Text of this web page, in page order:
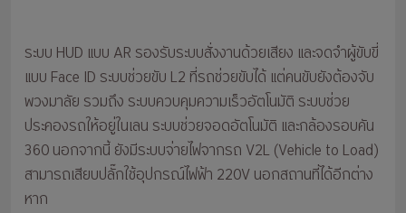
ระบบ HUD แบบ AR รองรับระบบสั่งงานด้วยเสียง และจดจำผู้ขับขี่
แบบ Face ID ระบบช่วยขับ L2 ที่รถช่วยขับได้ แต่คนขับยังต้องจับ
พวงมาลัย รวมถึง ระบบควบคุมความเร็วอัตโนมัติ ระบบช่วย
ประคองรถให้อยู่ในเลน ระบบช่วยจอดอัตโนมัติ และกล้องรอบคัน
360 นอกจากนี้ ยังมีระบบจ่ายไฟจากรถ V2L (Vehicle to Load)
สามารถเสียบปลั๊กใช้อุปกรณ์ไฟฟ้า 220V นอกสถานที่ได้อีกต่าง
หาก